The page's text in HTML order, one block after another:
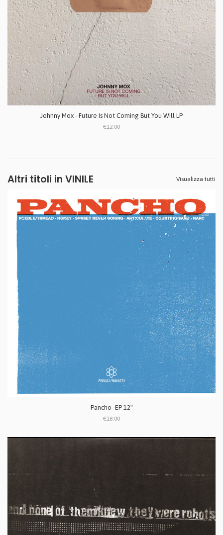
Johnny Mox - Future Is Not Coming But You Will LP
€12.00
Altri titoli in VINILE Visualizza tutti
Pancho -EP 12"
€18.00